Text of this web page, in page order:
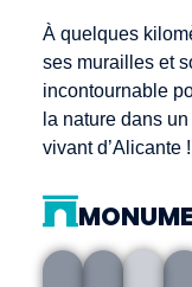
À quelques
ses murailles et
incontournable
la nature dans
vivant d’Alicante !